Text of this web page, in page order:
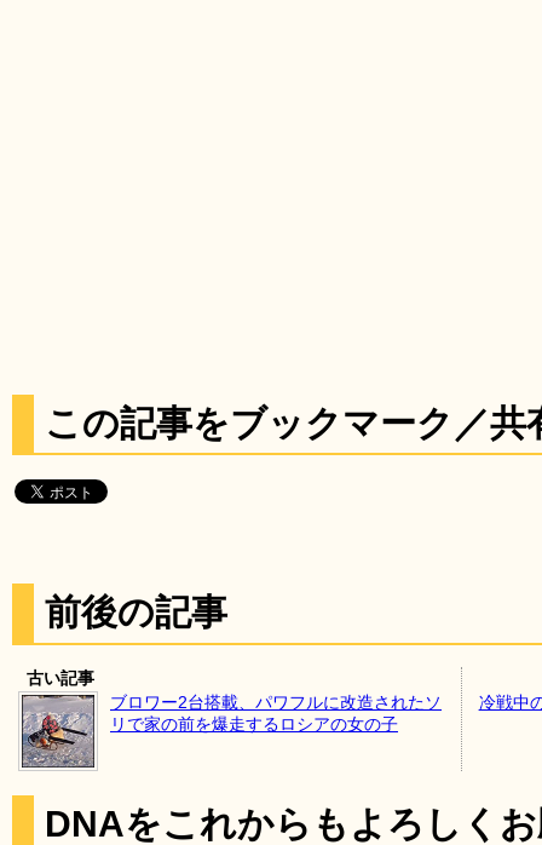
この記事をブックマーク／共
前後の記事
古い記事
ブロワー2台搭載、パワフルに改造されたソ
リで家の前を爆走するロシアの女の子
冷戦中
DNAをこれからもよろしく